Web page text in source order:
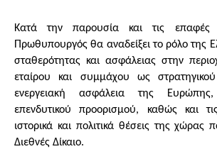
Κατά την παρουσία και τις
Πρωθυπουργός θα αναδείξει το ρόλο της
σταθερότητας και ασφάλειας στην
εταίρου και συμμάχου ως
ενεργειακή ασφάλεια της
επενδυτικού προορισμού, καθώς και
ιστορικά και πολιτικά θέσεις της χώρας
Διεθνές Δίκαιο.